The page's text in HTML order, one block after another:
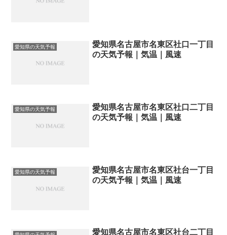
愛知県の天気予報
愛知県名古屋市名東区社口一丁目
の天気予報｜気温｜風速
愛知県の天気予報
愛知県名古屋市名東区社口二丁目
の天気予報｜気温｜風速
愛知県の天気予報
愛知県名古屋市名東区社台一丁目
の天気予報｜気温｜風速
愛知県名古屋市名東区社台二丁目